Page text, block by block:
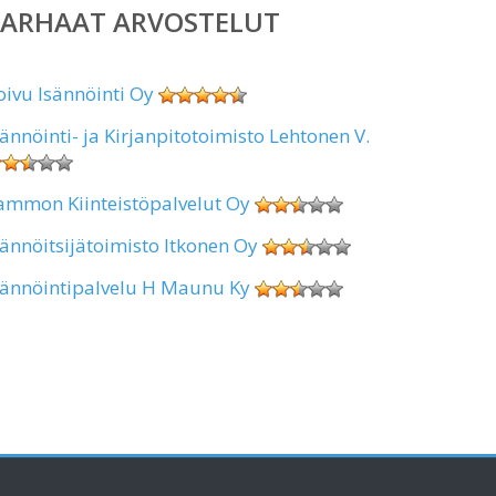
ARVOSTELUT
Isännöinti Oy
ja Kirjanpitotoimisto Lehtonen V.
Kiinteistöpalvelut Oy
Itkonen Oy
H Maunu Ky